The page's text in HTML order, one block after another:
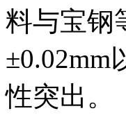
料与宝钢
±0.02mm
性突出。